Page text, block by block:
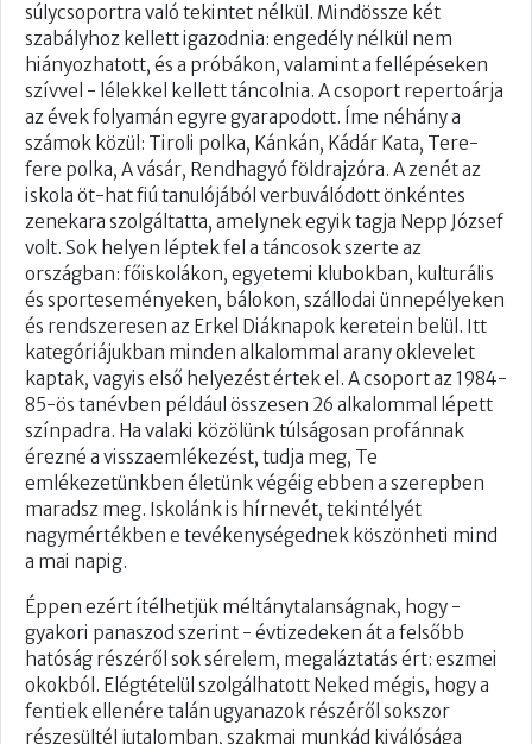
súlycsoportra való tekintet nélkül. Mindössze két
szabályhoz kellett igazodnia: engedély nélkül nem
hiányozhatott, és a próbákon, valamint a fellépéseken
szívvel - lélekkel kellett táncolni​​​a. A csoport repertoárja
az évek folyamán egyre gyarapodott. Íme néhány a
számok közül: Tiroli polka, Kánkán, Kádár Kata, Tere-
fere polka, A vásár, Rendhagyó földrajzóra. A zenét az
iskola öt-hat fiú tanulójából verbuválódott önkéntes
zenekara szolgáltatta, amelynek egyik tagja Nepp József
volt. Sok helyen léptek fel a táncosok szerte az
országban: főiskolákon, egyetemi klubokban, kulturális
és sporteseményeken, bálokon, szállodai ünnepélyeken
és rendszeresen az Erkel Diáknapok keretein belül. Itt
kategóriájukban minden alkalommal arany oklevelet
kaptak, vagyis első helyezést értek el. A csoport az 1984-
85-ös tanévben például összesen 26 alkalommal lépett
színpadra. Ha valaki közölünk túlságosan profánnak
érezné a visszaemlékezést, tudja meg, Te
emlékezetünkben életünk végéig ebben a szerepben
maradsz meg. Iskolánk is hírnevét, tekintélyét
nagymértékben e tevékenységednek köszönheti mind
a mai napig.
Éppen ezért ítélhetjük méltánytalanságnak, hogy -
gyakori panaszod szerint - évtizedeken át a felsőbb
hatóság részéről sok sérelem, megaláztatás ért: eszmei
okokból. Elégtételül s​​zolgálhatott Neked mégis, hogy a
fentiek ellenére talán ugyanazok részéről sokszor
részesültél jutalomban, szakmai munkád kiválósága